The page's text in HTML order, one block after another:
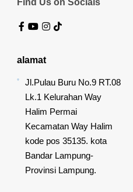
alamat
Jl.Pulau Buru No.9 RT.08
Lk.1 Kelurahan Way
Halim Permai
Kecamatan Way Halim
kode pos 35135. kota
Bandar Lampung-
Provinsi Lampung.